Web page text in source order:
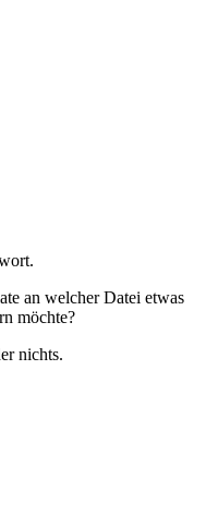
an welcher Datei etwas
möchte?
nichts.